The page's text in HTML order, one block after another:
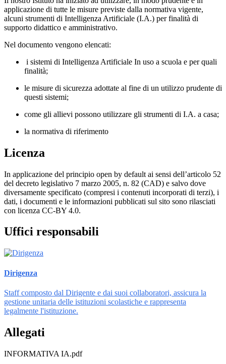
applicazione di tutte le misure previste dalla normativa vigente,
alcuni strumenti di Intelligenza Artificiale (I.A.) per finalità di
supporto didattico e amministrativo.
Nel documento vengono elencati:
i sistemi di Intelligenza Artificiale In uso a scuola e per quali
finalità;
le misure di sicurezza adottate al fine di un utilizzo prudente di
questi sistemi;
come gli allievi possono utilizzare gli strumenti di I.A. a casa;
la normativa di riferimento
Licenza
In applicazione del principio open by default ai sensi dell’articolo 52
del decreto legislativo 7 marzo 2005, n. 82 (CAD) e salvo dove
diversamente specificato (compresi i contenuti incorporati di terzi), i
dati, i documenti e le informazioni pubblicati sul sito sono rilasciati
con licenza CC-BY 4.0.
Uffici responsabili
Dirigenza
Staff composto dal Dirigente e dai suoi collaboratori, assicura la
gestione unitaria delle istituzioni scolastiche e rappresenta
legalmente l'istituzione.
Allegati
INFORMATIVA IA.pdf